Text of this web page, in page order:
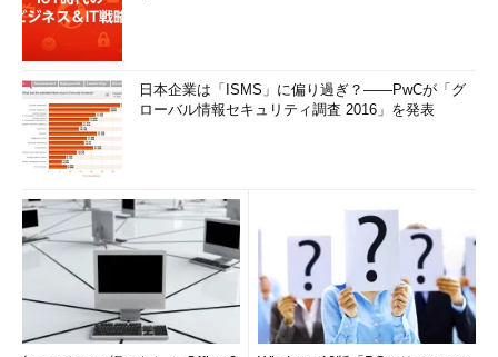
日本企業は「ISMS」に偏り過ぎ？――PwCが「グ
ローバル情報セキュリティ調査 2016」を発表